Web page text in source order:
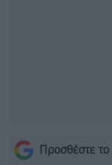
Προσθέστε